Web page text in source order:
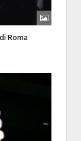
Roma